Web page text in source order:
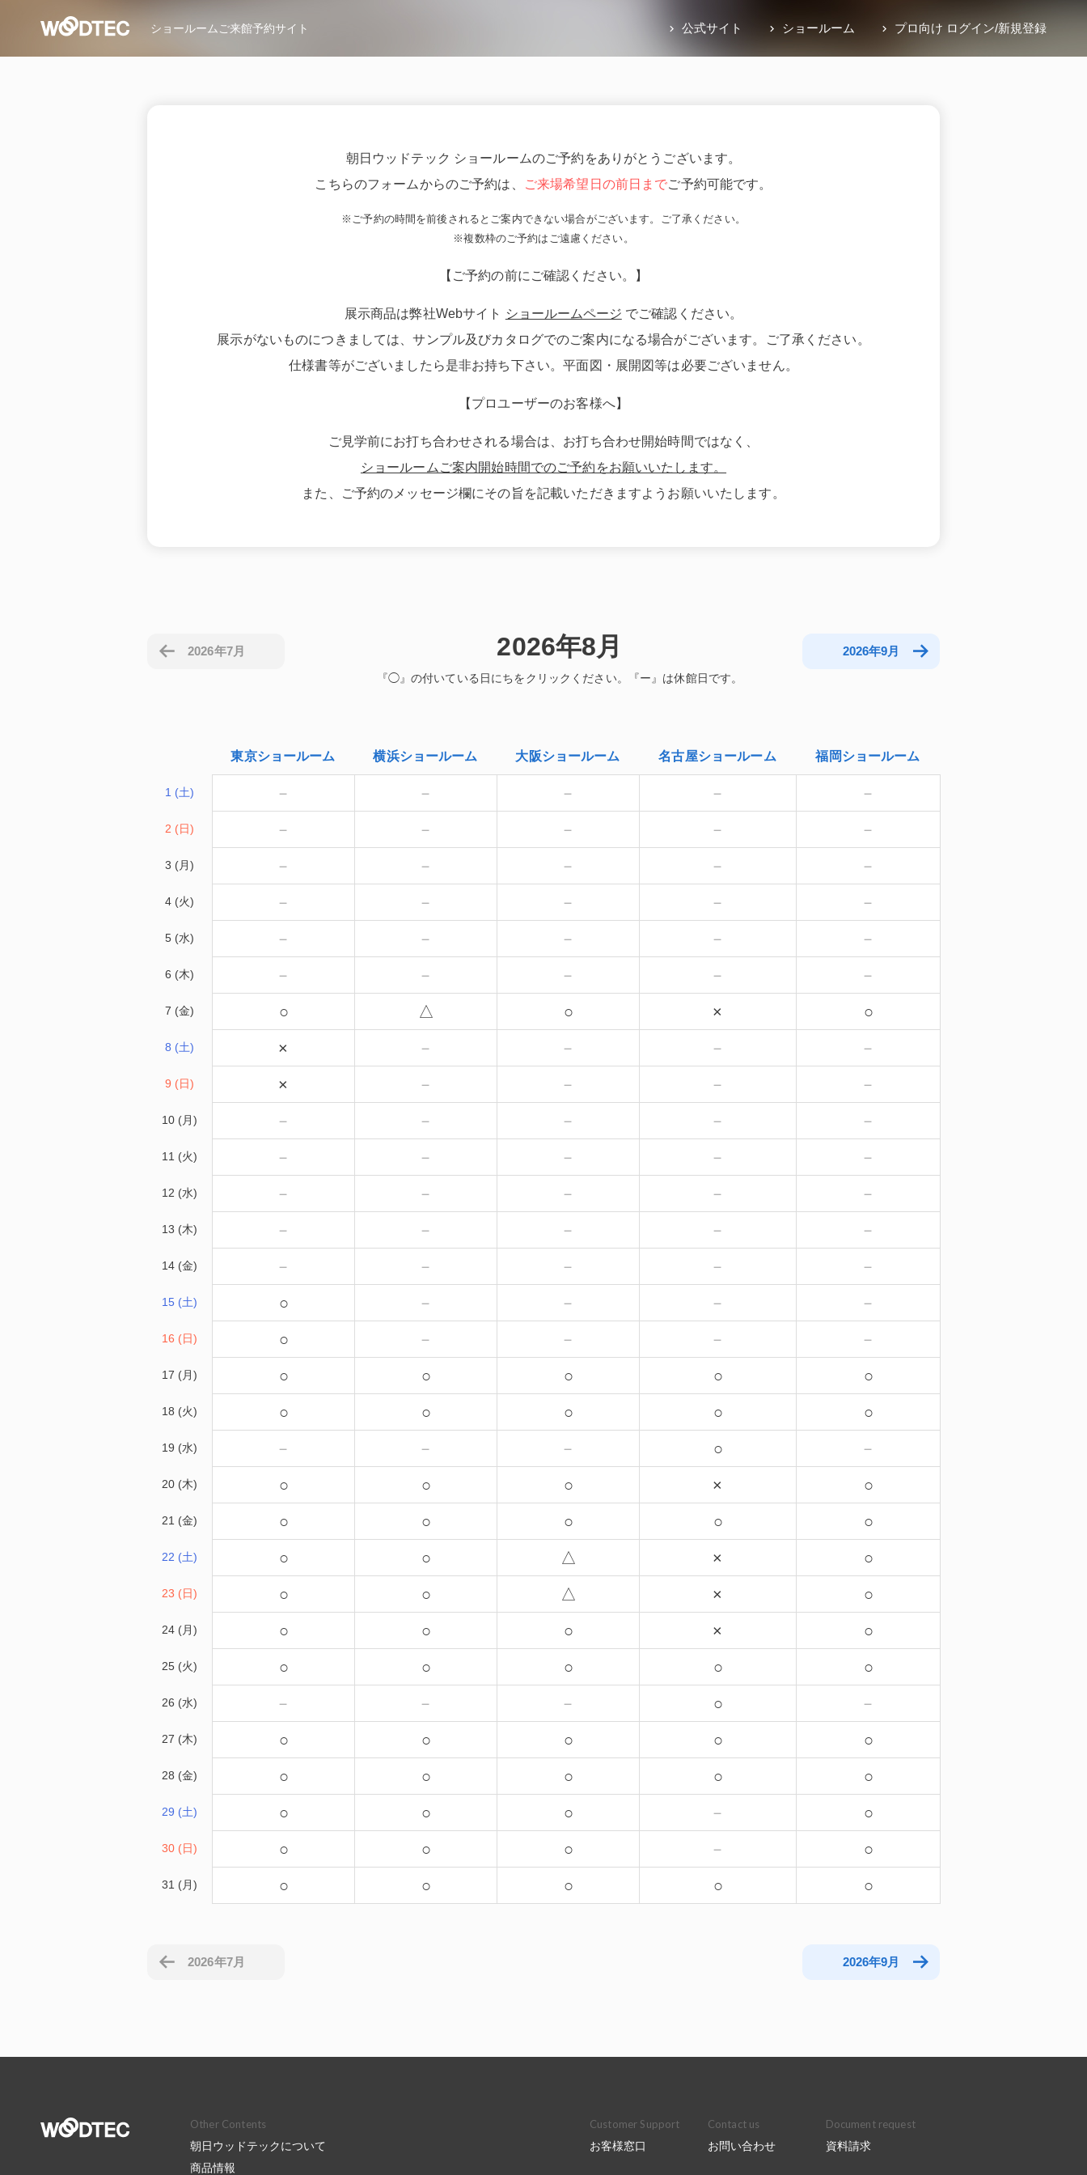
ショールーム ご来館予約サイト 公式サイト ショールーム プロ向け ログイン/新規登録
朝日ウッドテック ショールームのご予約をありがとうございます。
こちらのフォームからのご予約は、
ご来場希望日の前日までご予約可能です。
※ご予約の時間を前後されるとご案内できない場合がございます。ご了承ください。
※複数枠のご予約はご遠慮ください。
【ご予約の前にご確認ください。】
展示商品は弊社Webサイト ショールームページ でご確認ください。
展示がないものにつきましては、サンプル及びカタログでのご案内になる場合がございます。ご了承ください。
仕様書等がございましたら是非お持ち下さい。平面図・展開図等は必要ございません。
【プロユーザーのお客様へ】
ご見学前にお打ち合わせされる場合は、お打ち合わせ開始時間ではなく、
ショールームご案内開始時間でのご予約をお願いいたします。
また、ご予約のメッセージ欄にその旨を記載いただきますようお願いいたします。
2026年8月
東京ショールーム 横浜ショールーム 大阪ショールーム 名古屋ショールーム 福岡ショールーム
1 (土) － － － － －
2 (日) － － － － －
3 (月) － － － － －
4 (火) － － － － －
5 (水) － － － － －
6 (木) － － － － －
7 (金) ○ △ ○ × ○
8 (土) × － － － －
9 (日) × － － － －
10 (月) － － － － －
11 (火) － － － － －
12 (水) － － － － －
13 (木) － － － － －
14 (金) － － － － －
15 (土) ○ － － － －
16 (日) ○ － － － －
17 (月) ○ ○ ○ ○ ○
18 (火) ○ ○ ○ ○ ○
19 (水) － － － ○ －
20 (木) ○ ○ ○ × ○
21 (金) ○ ○ ○ ○ ○
22 (土) ○ ○ △ × ○
23 (日) ○ ○ △ × ○
24 (月) ○ ○ ○ × ○
25 (火) ○ ○ ○ ○ ○
26 (水) － － － ○ －
27 (木) ○ ○ ○ ○ ○
28 (金) ○ ○ ○ ○ ○
29 (土) ○ ○ ○ － ○
30 (日) ○ ○ ○ － ○
31 (月) ○ ○ ○ ○ ○
2026年7月 2026年9月
2026年7月 2026年9月
Other Contents
朝日ウッドテックについて
商品情報
Customer Support
お客様窓口
Contact us
お問い合わせ
Document request
資料請求